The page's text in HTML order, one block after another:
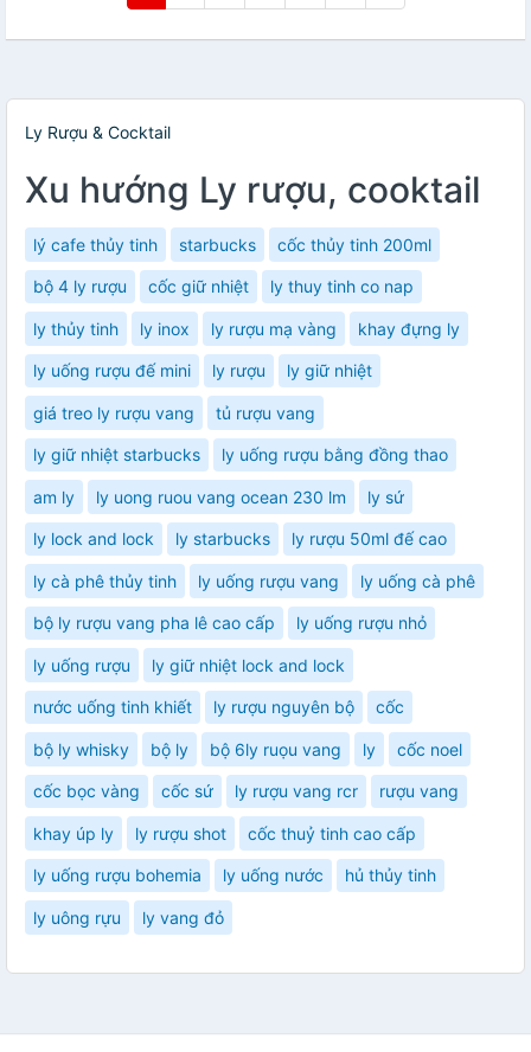
Ly Rượu & Cocktail
Xu hướng Ly rượu, cooktail
lý cafe thủy tinh starbucks cốc thủy tinh 200ml
bộ 4 ly rượu cốc giữ nhiệt ly thuy tinh co nap
ly thủy tinh ly inox ly rượu mạ vàng khay đựng ly
ly uống rượu đế mini ly rượu ly giữ nhiệt
giá treo ly rượu vang tủ rượu vang
ly giữ nhiệt starbucks ly uống rượu bằng đồng thao
am ly ly uong ruou vang ocean 230 lm ly sứ
ly lock and lock ly starbucks ly rượu 50ml đế cao
ly cà phê thủy tinh ly uống rượu vang ly uống cà phê
bộ ly rượu vang pha lê cao cấp ly uống rượu nhỏ
ly uống rượu ly giữ nhiệt lock and lock
nước uống tinh khiết ly rượu nguyên bộ cốc
bộ ly whisky bộ ly bộ 6ly ruọu vang ly cốc noel
cốc bọc vàng cốc sứ ly rượu vang rcr rượu vang
khay úp ly ly rượu shot cốc thuỷ tinh cao cấp
ly uống rượu bohemia ly uống nước hủ thủy tinh
ly uông rựu ly vang đỏ